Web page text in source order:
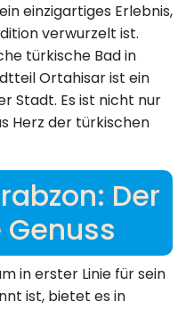
einzigartiges Erlebnis,
verwurzelt ist.
türkische Bad in
Ortahisar ist ein
Stadt. Es ist nicht nur
Herz der türkischen
Der
in erster Linie für sein
ist, bietet es in